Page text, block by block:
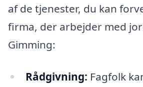
af de tjenester, du kan
firma, der arbejder med
Gimming:
Rådgivning: Fagfolk